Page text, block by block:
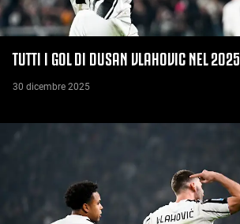
TUTTI I GOL DI DUSAN VLAHOVIC NEL 2025
30 dicembre 2025